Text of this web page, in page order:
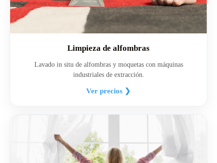
Limpieza de alfombras
Lavado in situ de alfombras y moquetas con máquinas
industriales de extracción.
Ver precios ❯